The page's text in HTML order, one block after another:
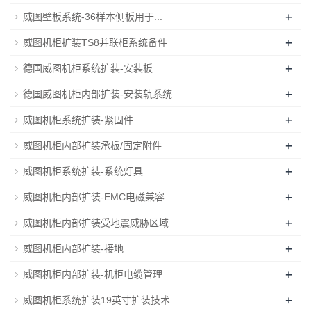
威图壁板系统-36样本侧板用于... +
威图机柜扩装TS8并联柜系统备件 +
德国威图机柜系统扩装-安装板 +
德国威图机柜内部扩装-安装轨系统 +
威图机柜系统扩装-紧固件 +
威图机柜内部扩装承板/固定附件 +
威图机柜系统扩装-系统灯具 +
威图机柜内部扩装-EMC电磁兼容 +
威图机柜内部扩装受地震威胁区域 +
威图机柜内部扩装-接地 +
威图机柜内部扩装-机柜电缆管理 +
威图机柜系统扩装19英寸扩装技术 +